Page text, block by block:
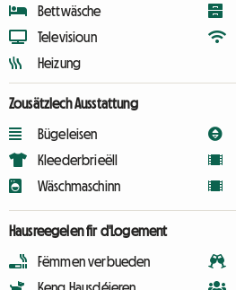
Bettwäsche
Televisioun
Heizung
Zousätzlech Ausstattung
Bügeleisen
Kleederbrieëll
Wäschmaschinn
Hausreegelen fir d'Logement
Fëmmen verbueden